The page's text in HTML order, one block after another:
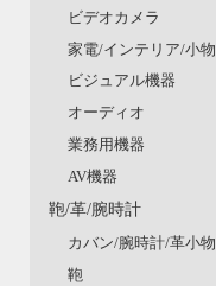
ビデオカメラ
家電/インテリア/小物
ビジュアル機器
オーディオ
業務用機器
AV機器
鞄/革/腕時計
カバン/腕時計/革小物
鞄